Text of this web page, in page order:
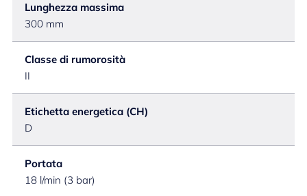
Lunghezza massima
300 mm
Classe di rumorosità
II
Etichetta energetica (CH)
D
Portata
18 l/min (3 bar)